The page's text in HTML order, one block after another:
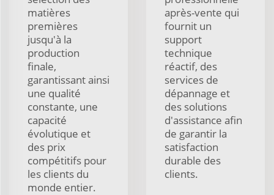
matières
premières
jusqu'à la
production
finale,
garantissant ainsi
une qualité
constante, une
capacité
évolutique et
des prix
compétitifs pour
les clients du
monde entier.
après-vente qui
fournit un
support
technique
réactif, des
services de
dépannage et
des solutions
d'assistance afin
de garantir la
satisfaction
durable des
clients.